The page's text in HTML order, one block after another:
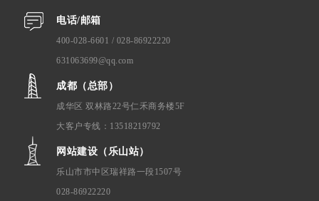
电话/邮箱
400-028-6601 / 028-86922220
631063699@qq.com
成都（总部）
成华区 双林路22号仁禾商务楼5F
大客户专线：13518219792
网站建设（乐山站）
乐山市市中区瑞祥路一段1507号
028-86922220